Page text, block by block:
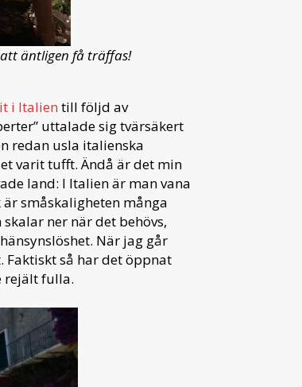
äntligen få träffas!
i Italien till följd av
uttalade sig tvärsäkert
redan usla italienska
varit tufft. Ändå är det min
land: I Italien är man vana
småskaligheten många
ner när det behövs,
När jag går
så har det öppnat
rejält fulla.